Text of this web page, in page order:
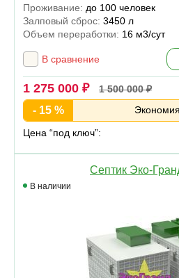
Проживание: до 100 человек
Залповый сброс: 3450 л
Объем переработки: 16 м3/сут
В сравнение
1 275 000 ₽ 1 500 000 ₽
- 15 %
Цена “под ключ”:
Септик Эко-
В наличии